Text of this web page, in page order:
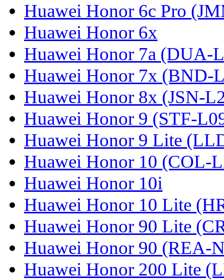
Huawei Honor 6c Pro
Huawei Honor 6x
Huawei Honor 7a (DUA-
Huawei Honor 7x (BND-
Huawei Honor 8x (JSN-
Huawei Honor 9 (STF-
Huawei Honor 9 Lite
Huawei Honor 10 (COL-
Huawei Honor 10i
Huawei Honor 10 Lite
Huawei Honor 90 Lite
Huawei Honor 90 (REA-
Huawei Honor 200 Lite